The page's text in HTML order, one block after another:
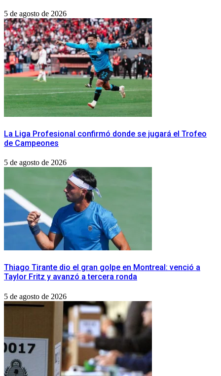
5 de agosto de 2026
La Liga Profesional confirmó donde se jugará el Trofeo
de Campeones
5 de agosto de 2026
Thiago Tirante dio el gran golpe en Montreal: venció a
Taylor Fritz y avanzó a tercera ronda
5 de agosto de 2026